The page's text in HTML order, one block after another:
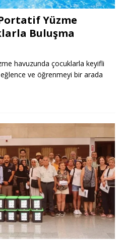
Yüzme
Buluşma
havuzunda çocuklarla keyifli
ve öğrenmeyi bir arada